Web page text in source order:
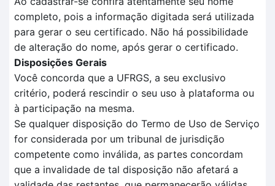
completo, pois a informação digitada será utilizada
para gerar o seu certificado. Não há possibilidade
de alteração do nome, após gerar o certificado.
Disposições Gerais
Você concorda que a UFRGS, a seu exclusivo
critério, poderá rescindir o seu uso à plataforma ou
à participação na mesma.
Se qualquer disposição do Termo de Uso de Serviço
for considerada por um tribunal de jurisdição
competente como inválida, as partes concordam
que a invalidade de tal disposição não afetará a